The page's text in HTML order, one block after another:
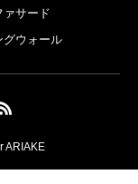
ァサード
グウォール
ARIAKE